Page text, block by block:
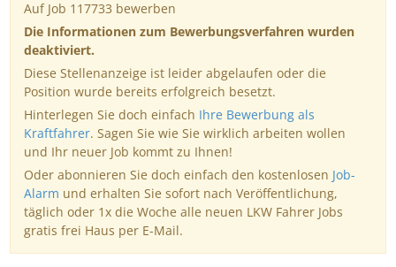
Auf Job 117733 bewerben
Die Informationen zum Bewerbungsverfahren wurden
deaktiviert.
Diese Stellenanzeige ist leider abgelaufen oder die
Position wurde bereits erfolgreich besetzt.
Hinterlegen Sie doch einfach Ihre Bewerbung als
Kraftfahrer. Sagen Sie wie Sie wirklich arbeiten wollen
und Ihr neuer Job kommt zu Ihnen!
Oder abonnieren Sie doch einfach den kostenlosen Job-
Alarm und erhalten Sie sofort nach Veröffentlichung,
täglich oder 1x die Woche alle neuen LKW Fahrer Jobs
gratis frei Haus per E-Mail.